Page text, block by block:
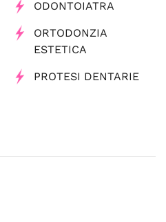
ODONTOIATRA
ORTODONZIA
ESTETICA
PROTESI DENTARIE